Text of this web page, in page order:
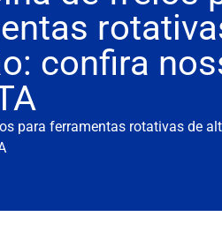
confira
para ferramentas rotativas de